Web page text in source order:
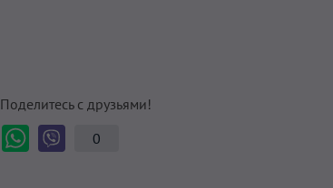
Поделитесь с друзьями!
0